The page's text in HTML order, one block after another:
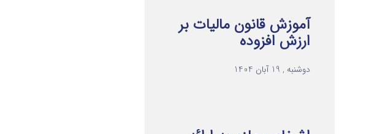
آموزش قانون مالیات بر
ارزش افزوده
دوشنبه , 19 آبان 1404